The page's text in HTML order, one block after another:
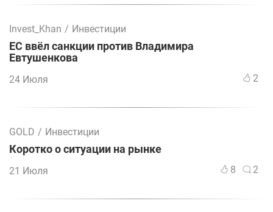
Invest_Khan / Инвестиции
ЕС ввёл санкции против Владимира
Евтушенкова
24 Июля 2
GOLD / Инвестиции
Коротко о ситуации на рынке
21 Июля 8 2